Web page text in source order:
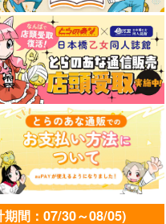
作品詳細
期間：07/30～08/05)